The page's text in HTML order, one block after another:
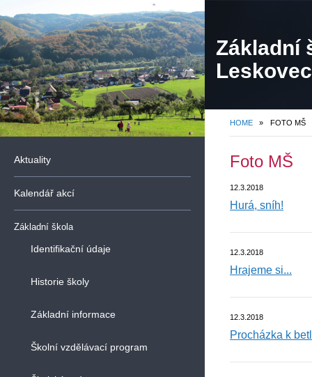
Základní
HOME » FOTO MŠ
Aktuality
Kalendář akcí
Základní škola
Identifikační údaje
Historie školy
Základní informace
Školní vzdělávací program
Foto MŠ
12.3.2018
Hurá, sníh!
12.3.2018
Hrajeme si...
12.3.2018
Procházka k